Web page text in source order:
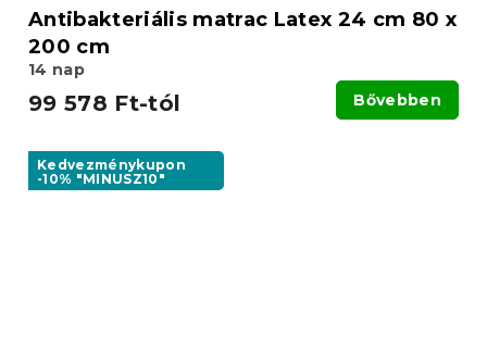
Antibakteriális matrac Latex 24 cm 80 x
200 cm
14 nap
99 578 Ft-tól Bővebben
Kedvezménykupon
-10% "MINUSZ10"